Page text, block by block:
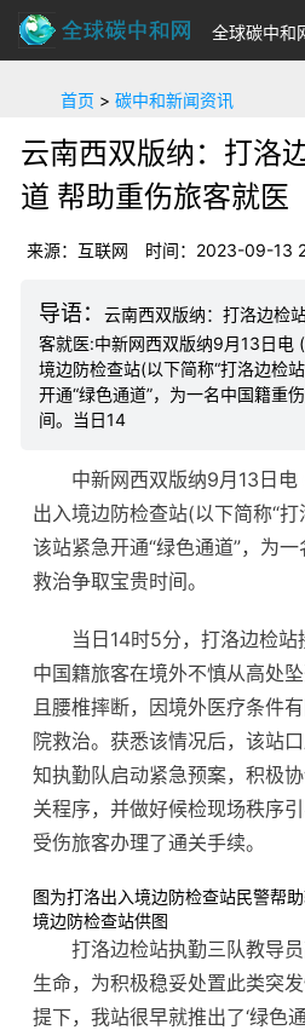
全球碳中和
首页 > 碳中和新闻资讯
云南西双版纳：打洛
道 帮助重伤旅客就医
来源：互联网 时间：2023-09-13
云南西双版纳：打洛边检
客就医:中新网西双版纳9月13日电
境边防检查站(以下简称“打洛边检
开通“绿色通道”，为一名中国籍重
间。当日14
中新网西双版纳9月13日
出入境边防检查站(以下简称“打
该站紧急开通“绿色通道”，为
救治争取宝贵时间。
当日14时5分，打洛边检
中国籍旅客在境外不慎从高处
且腰椎摔断，因境外医疗条件
院救治。获悉该情况后，该站
知执勤队启动紧急预案，积极
关程序，并做好候检现场秩序
受伤旅客办理了通关手续。
图为打洛出入境边防检查站民警帮
境边防检查站供图
打洛边检站执勤三队教导
生命，为积极稳妥处置此类突
提下，我站很早就推出了‘绿色